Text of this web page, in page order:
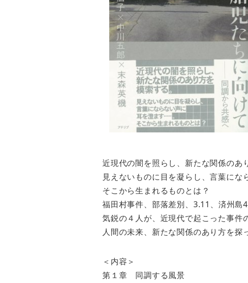
近現代の闇を照らし、新たな関係のあ
見えないものに目を凝らし、言葉にな
そこから生まれるものとは？
福田村事件、部落差別、3.11、済州島
気鋭の４人が、近現代で起こった事件
人間の未来、新たな関係のあり方を探
＜内容＞
第１章 同調する風景